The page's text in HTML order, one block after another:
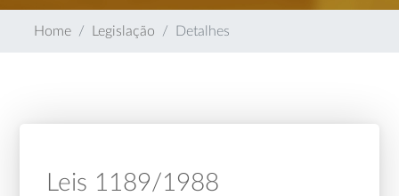
Home Legislação Detalhes
Leis 1189/1988